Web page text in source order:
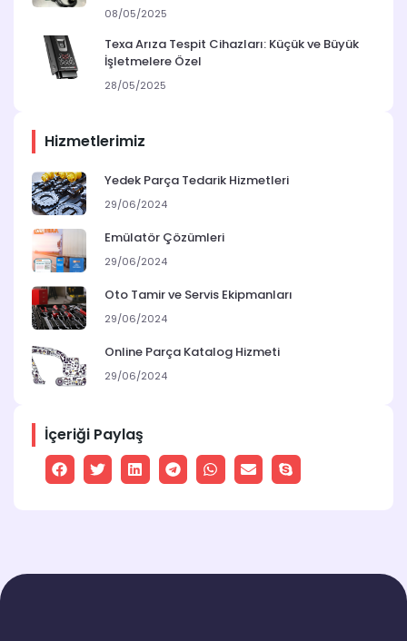
08/05/2025
Texa Arıza Tespit Cihazları: Küçük ve Büyük
İşletmelere Özel
28/05/2025
Hizmetlerimiz
Yedek Parça Tedarik Hizmetleri
29/06/2024
Emülatör Çözümleri
29/06/2024
Oto Tamir ve Servis Ekipmanları
29/06/2024
Online Parça Katalog Hizmeti
29/06/2024
İçeriği Paylaş